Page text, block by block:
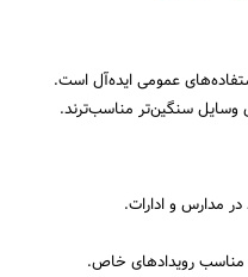
مدارس و ادارات.
رویدادهای خاص.